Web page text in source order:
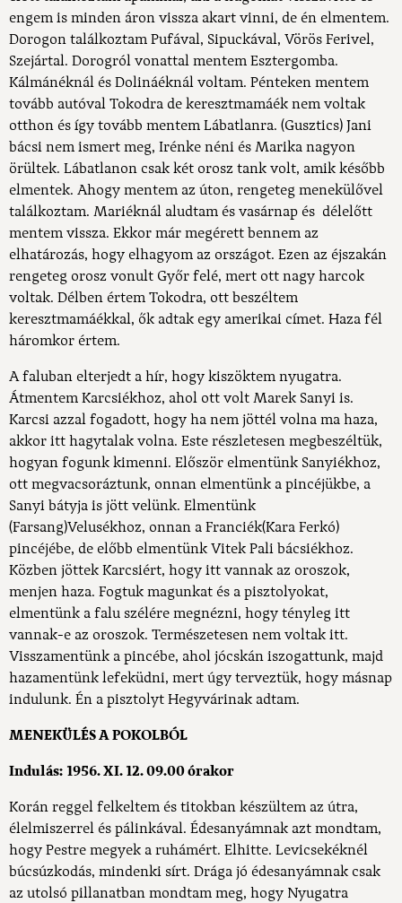
engem is minden áron vissza akart vinni, de én elmentem.
Dorogon találkoztam Pufával, Sipuckával, Vörös Ferivel,
Szejártal. Dorogról vonattal mentem Esztergomba.
Kálmánéknál és Dolináéknál voltam. Pénteken mentem
tovább autóval Tokodra de keresztmamáék nem voltak
otthon és így tovább mentem Lábatlanra. (Gusztics) Jani
bácsi nem ismert meg, Irénke néni és Marika nagyon
örültek. Lábatlanon csak két orosz tank volt, amik később
elmentek. Ahogy mentem az úton, rengeteg menekülővel
találkoztam. Mariéknál aludtam és vasárnap és délelőtt
mentem vissza. Ekkor már megérett bennem az
elhatározás, hogy elhagyom az országot. Ezen az éjszakán
rengeteg orosz vonult Győr felé, mert ott nagy harcok
voltak. Délben értem Tokodra, ott beszéltem
keresztmamáékkal, ők adtak egy amerikai címet. Haza fél
háromkor értem.
A faluban elterjedt a hír, hogy kiszöktem nyugatra.
Átmentem Karcsiékhoz, ahol ott volt Marek Sanyi is.
Karcsi azzal fogadott, hogy ha nem jöttél volna ma haza,
akkor itt hagytalak volna. Este részletesen megbeszéltük,
hogyan fogunk kimenni. Először elmentünk Sanyiékhoz,
ott megvacsoráztunk, onnan elmentünk a pincéjükbe, a
Sanyi bátyja is jött velünk. Elmentünk
(Farsang)Velusékhoz, onnan a Franciék(Kara Ferkó)
pincéjébe, de előbb elmentünk Vitek Pali bácsiékhoz.
Közben jöttek Karcsiért, hogy itt vannak az oroszok,
menjen haza. Fogtuk magunkat és a pisztolyokat,
elmentünk a falu szélére megnézni, hogy tényleg itt
vannak-e az oroszok. Természetesen nem voltak itt.
Visszamentünk a pincébe, ahol jócskán iszogattunk, majd
hazamentünk lefeküdni, mert úgy terveztük, hogy másnap
indulunk. Én a pisztolyt Hegyvárinak adtam.
MENEKÜLÉS A POKOLBÓL
Indulás: 1956. XI. 12. 09.00 órakor
Korán reggel felkeltem és titokban készültem az útra,
élelmiszerrel és pálinkával. Édesanyámnak azt mondtam,
hogy Pestre megyek a ruhámért. Elhitte. Levicsekéknél
búcsúzkodás, mindenki sírt. Drága jó édesanyámnak csak
az utolsó pillanatban mondtam meg, hogy Nyugatra